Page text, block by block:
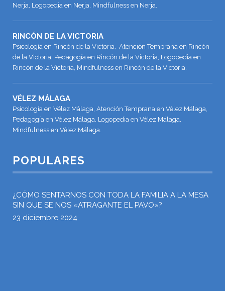
Nerja, Logopedia en Nerja, Mindfulness en Nerja.
RINCÓN DE LA VICTORIA
Psicología en Rincón de la Victoria, Atención Temprana en Rincón
de la Victoria, Pedagogía en Rincón de la Victoria, Logopedia en
Rincón de la Victoria, Mindfulness en Rincón de la Victoria.
VÉLEZ MÁLAGA
Psicología en Vélez Málaga, Atención Temprana en Vélez Málaga,
Pedagogía en Vélez Málaga, Logopedia en Vélez Málaga,
Mindfulness en Vélez Málaga.
POPULARES
¿CÓMO SENTARNOS CON TODA LA FAMILIA A LA MESA
SIN QUE SE NOS «ATRAGANTE EL PAVO»?
23 diciembre 2024